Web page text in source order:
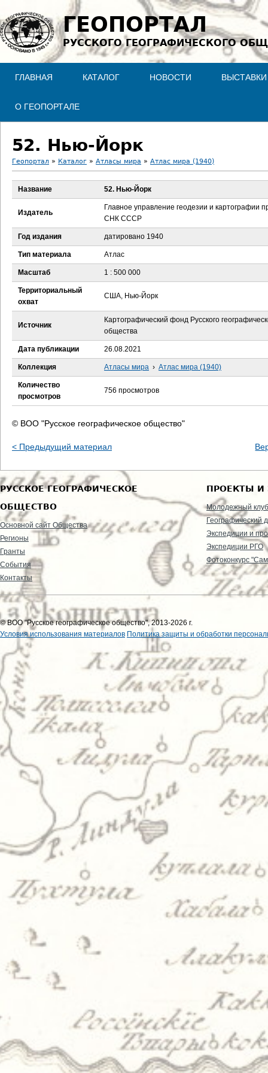
Jump to navigation
ГЕОПОРТАЛ
РУССКОГО ГЕОГРАФИЧЕСКОГО
ГЛАВНАЯ КАТАЛОГ НОВОСТИ ВЫСТАВКИ
О ГЕОПОРТАЛЕ
52. Нью-Йорк
В
з
д
е
ь
Геопортал » Каталог » Атласы мира » Атлас мира (1940)
Название 52. Нью-Йорк
Издатель
Главное управление геодезии и картографии
СНК СССР
Год издания датировано 1940
Тип материала Атлас
Масштаб 1 : 500 000
Территориальный
охват
США, Нью-Йорк
Источник
Картографический фонд Русского
общества
Дата публикации 26.08.2021
Коллекция Атласы мира › Атлас мира (1940)
Количество
просмотров
756 просмотров
© ВОО "Русское географическое общество"
< Предыдущий материал
РУССКОЕ ГЕОГРАФИЧЕСКОЕ
ОБЩЕСТВО
Основной сайт Общества
Регионы
Гранты
События
Контакты
ПРОЕКТЫ И
Молодежный клуб
Географический
Экспедиции и
Экспедиции РГО
Фотоконкурс
© ВОО "Русское географическое общество", 2013-2026 г.
Условия использования материалов Политика защиты и обработки